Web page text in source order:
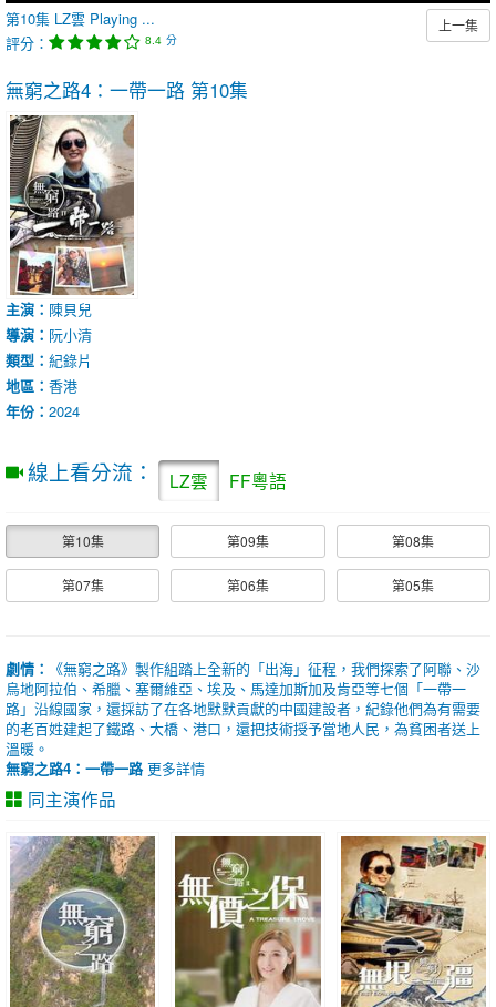
第10集 LZ雲 Playing ...
評分：
8.4 分
上一集
無窮之路4：一帶一路 第10集
主演： 陳貝兒
導演： 阮小清
類型： 紀錄片
地區： 香港
年份： 2024
線上看分流： LZ雲 FF粵語
第10集 第09集 第08集
第07集 第06集 第05集
劇情：
《無窮之路》製作組踏上全新的「出海」征程，我們探索了阿聯、沙
烏地阿拉伯、希臘、塞爾維亞、埃及、馬達加斯加及肯亞等七個「一帶一
路」沿線國家，還採訪了在各地默默貢獻的中國建設者，紀錄他們為有需要
的老百姓建起了鐵路、大橋、港口，還把技術授予當地人民，為貧困者送上
溫暖。
無窮之路4：一帶一路更多詳情
同主演作品